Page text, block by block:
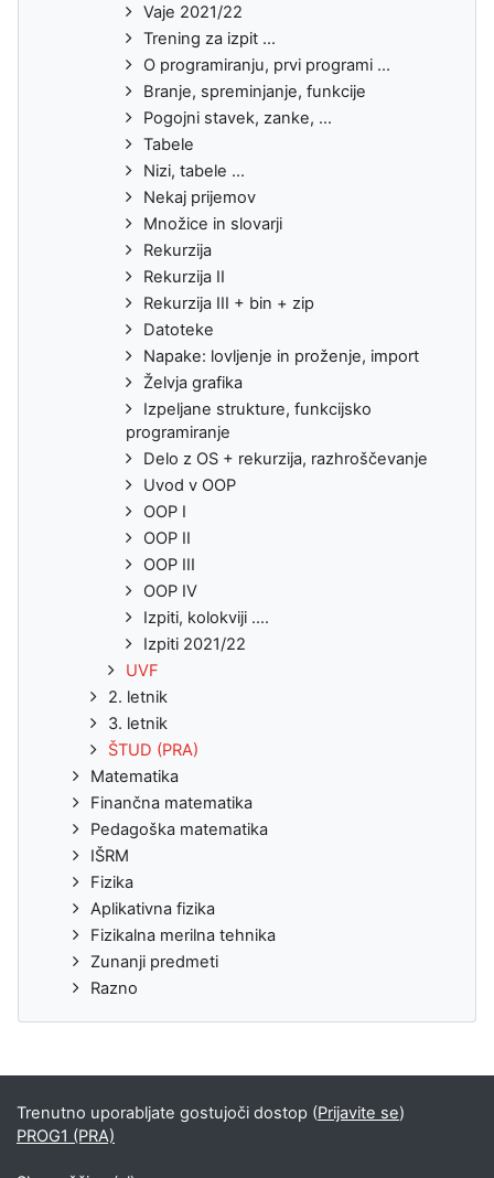
Vaje 2021/22
Trening za izpit ...
O programiranju, prvi programi ...
Branje, spreminjanje, funkcije
Pogojni stavek, zanke, ...
Tabele
Nizi, tabele ...
Nekaj prijemov
Množice in slovarji
Rekurzija
Rekurzija II
Rekurzija III + bin + zip
Datoteke
Napake: lovljenje in proženje, import
Želvja grafika
Izpeljane strukture, funkcijsko
programiranje
Delo z OS + rekurzija, razhroščevanje
Uvod v OOP
OOP I
OOP II
OOP III
OOP IV
Izpiti, kolokviji ....
Izpiti 2021/22
UVF
2. letnik
3. letnik
ŠTUD (PRA)
Matematika
Finančna matematika
Pedagoška matematika
IŠRM
Fizika
Aplikativna fizika
Fizikalna merilna tehnika
Zunanji predmeti
Razno
Trenutno uporabljate gostujoči dostop (Prijavite se)
PROG1 (PRA)